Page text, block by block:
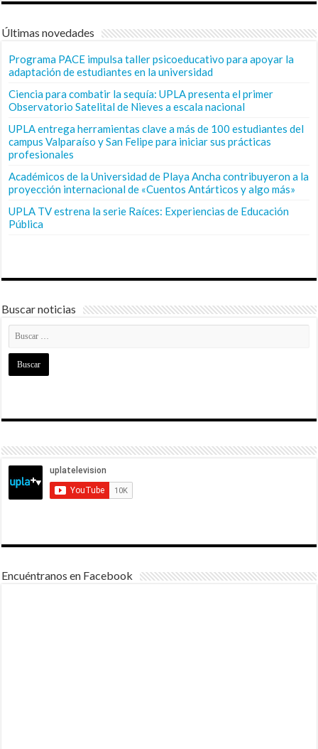
Últimas novedades
Programa PACE impulsa taller psicoeducativo para apoyar la
adaptación de estudiantes en la universidad
Ciencia para combatir la sequía: UPLA presenta el primer
Observatorio Satelital de Nieves a escala nacional
UPLA entrega herramientas clave a más de 100 estudiantes del
campus Valparaíso y San Felipe para iniciar sus prácticas
profesionales
Académicos de la Universidad de Playa Ancha contribuyeron a la
proyección internacional de «Cuentos Antárticos y algo más»
UPLA TV estrena la serie Raíces: Experiencias de Educación
Pública
Buscar noticias
Encuéntranos en Facebook